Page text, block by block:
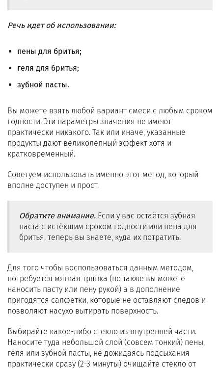
Речь идет об использовании:
пены для бритья;
геля для бритья;
зубной пасты.
Вы можете взять любой вариант смеси с любым сроком
годности. Эти параметры значения не имеют
практически никакого. Так или иначе, указанные
продукты дают великолепный эффект хотя и
кратковременный.
Советуем использовать именно этот метод, который
вполне доступен и прост.
Обратите внимание. Если у вас остаётся зубная
паста с истёкшим сроком годности или пена для
бритья, теперь вы знаете, куда их потратить.
Для того чтобы воспользоваться данным методом,
потребуется мягкая тряпка (но также вы можете
наносить пасту или пену рукой) а в дополнение
пригодятся салфетки, которые не оставляют следов и
позволяют насухо вытирать поверхность.
Выбирайте какое-либо стекло из внутренней части.
Наносите туда небольшой слой (совсем тонкий) пены,
геля или зубной пасты, не дожидаясь подсыхания
практически сразу (2-3 минуты) очищайте стекло от